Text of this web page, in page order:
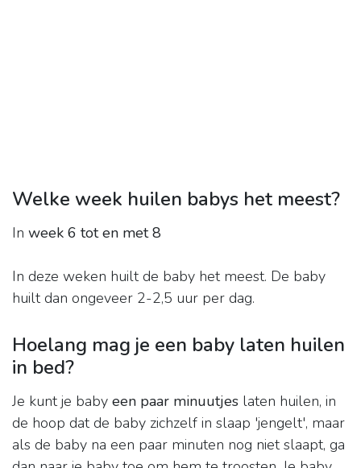
Welke week huilen babys het meest?
In week 6 tot en met 8
In deze weken huilt de baby het meest. De baby
huilt dan ongeveer 2-2,5 uur per dag.
Hoelang mag je een baby laten huilen
in bed?
Je kunt je baby een paar minuutjes laten huilen, in
de hoop dat de baby zichzelf in slaap 'jengelt', maar
als de baby na een paar minuten nog niet slaapt, ga